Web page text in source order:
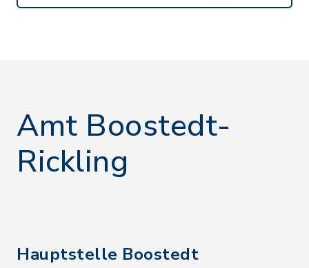
Amt Boostedt-
Rickling
Hauptstelle Boostedt